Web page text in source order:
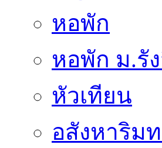
หอพัก
หอพัก ม.รั
หัวเทียน
อสังหาริม